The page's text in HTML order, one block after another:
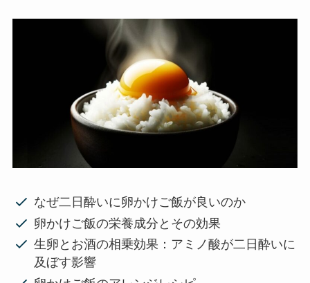
なぜ二日酔いに卵かけご飯が良いのか
卵かけご飯の栄養成分とその効果
生卵とお酒の相乗効果：アミノ酸が二日酔いに
及ぼす影響